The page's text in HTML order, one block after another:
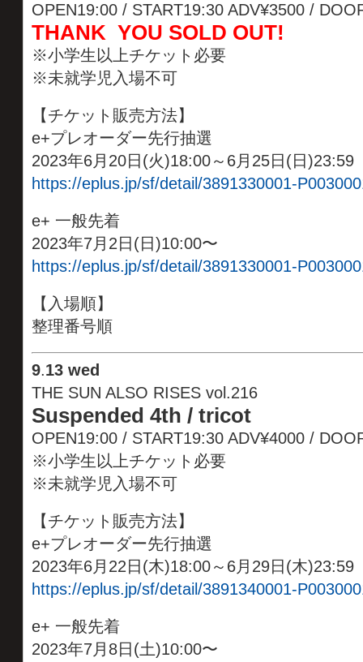
OPEN19:00 / START19:30 ADV¥3500 /
THANK YOU SOLD OUT!
※小学生以上チケット必要
※未就学児入場不可
【チケット販売方法】
e+プレオーダー先行抽選
2023年6月20日(火)18:00～6月25日(日)23:59
https://eplus.jp/sf/detail/3891330001-
e+ 一般先着
2023年7月2日(日)10:00〜
https://eplus.jp/sf/detail/3891330001-
【入場順】
整理番号順
9.13 wed
THE SUN ALSO RISES vol.216
Suspended 4th / tricot
OPEN19:00 / START19:30 ADV¥4000 /
※小学生以上チケット必要
※未就学児入場不可
【チケット販売方法】
e+プレオーダー先行抽選
2023年6月22日(木)18:00～6月29日(木)23:59
https://eplus.jp/sf/detail/3891340001-
e+ 一般先着
2023年7月8日(土)10:00〜